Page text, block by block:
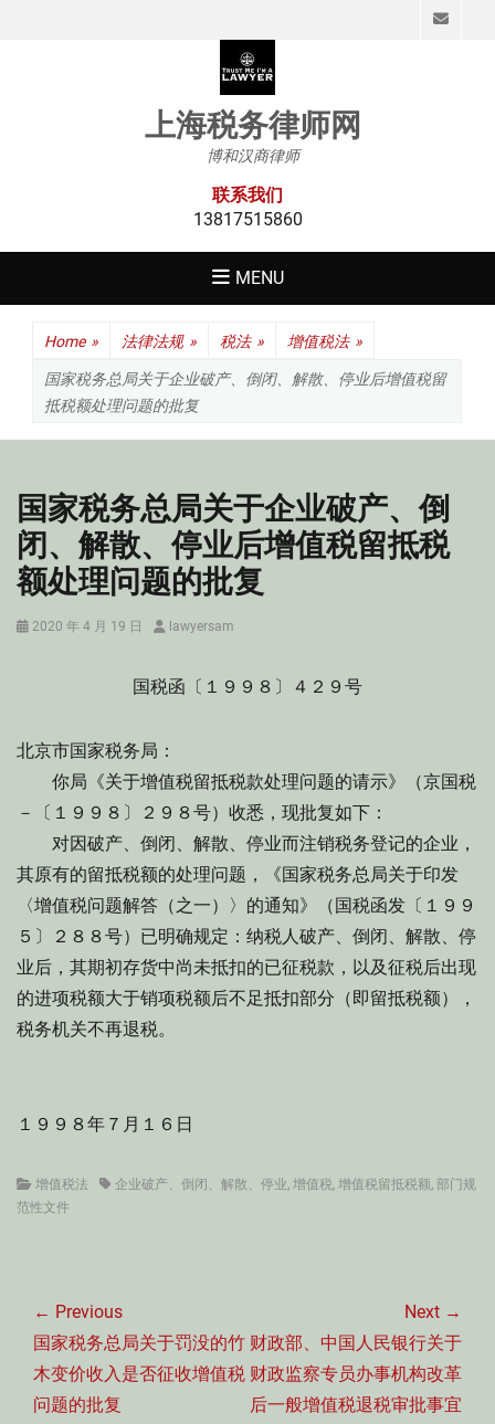
上海税务律师网
博和汉商律师
联系我们
13817515860
MENU
Home » 法律法规 » 税法 » 增值税法 »
国家税务总局关于企业破产、倒闭、解散、停业后增值税留
抵税额处理问题的批复
国家税务总局关于企业破产、倒
闭、解散、停业后增值税留抵税
额处理问题的批复
Posted
2020 年 4 月 19 日 Authorlawyersam
国税函〔１９９８〕４２９号
北京市国家税务局：
你局《关于增值税留抵税款处理问题的请示》（京国税
－〔１９９８〕２９８号）收悉，现批复如下：
对因破产、倒闭、解散、停业而注销税务登记的企业，
其原有的留抵税额的处理问题，《国家税务总局关于印发
〈增值税问题解答（之一）〉的通知》（国税函发〔１９９
５〕２８８号）已明确规定：纳税人破产、倒闭、解散、停
业后，其期初存货中尚未抵扣的已征税款，以及征税后出现
的进项税额大于销项税额后不足抵扣部分（即留抵税额），
税务机关不再退税。
１９９８年７月１６日
Categories
增值税法 Tags企业破产、倒闭、解散、停业, 增值税, 增值税留抵税额, 部门规
范性文件
章
导
航
← Previous
Previous
post:
国家税务总局关于罚没的竹
木变价收入是否征收增值税
问题的批复
Next →
Next
post:
财政部、中国人民银行关于
财政监察专员办事机构改革
后一般增值税退税审批事宜